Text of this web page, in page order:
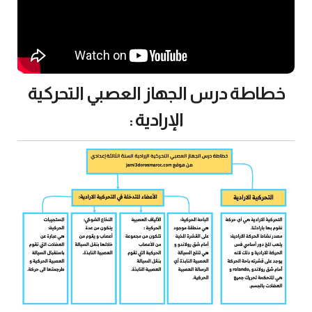
خطاطة درس الجهاز العصبي التحركية
الإرادية :